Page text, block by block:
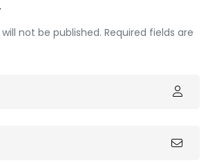
not be published. Required fields are